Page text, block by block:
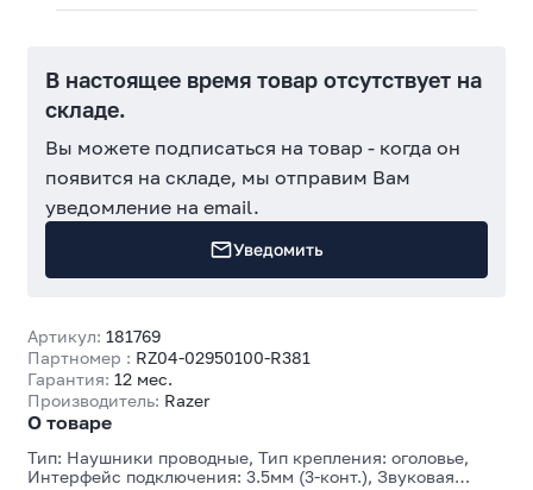
Артикул: 181769
Партномер : RZ04-02950100-R381
Гарантия: 12 мес.
Производитель: Razer
О товаре
Тип: Наушники проводные, Тип крепления: оголовье,
Интерфейс подключения: 3.5мм (3-конт.), Звуковая
В настоящее время товар отсутствует на
складе.
Вы можете подписаться на товар - когда он
появится на складе, мы отправим Вам
уведомление на email.
Уведомить